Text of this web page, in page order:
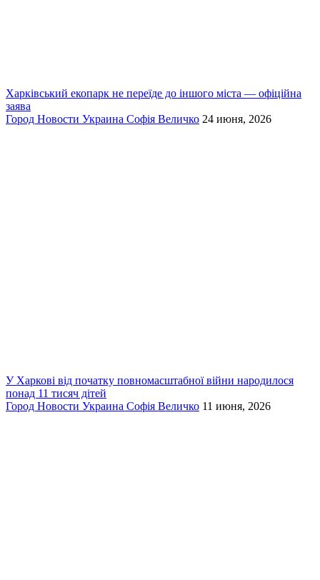
Харківський екопарк не переїде до іншого міста — офіційна
заява
Город Новости Украина Софія Величко 24 июня, 2026
У Харкові від початку повномасштабної війни народилося
понад 11 тисяч дітей
Город Новости Украина Софія Величко 11 июня, 2026